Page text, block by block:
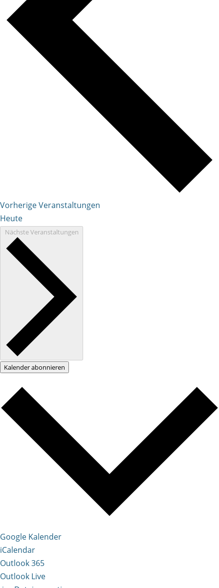
VorherigeVeranstaltungen
Heute
NächsteVeranstaltungen
Kalender abonnieren
Google Kalender
iCalendar
Outlook 365
Outlook Live